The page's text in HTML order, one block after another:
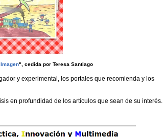
", cedida por Teresa Santiago
y experimental, los portales que recomienda y los
en profundidad de los artículos que sean de su interés.